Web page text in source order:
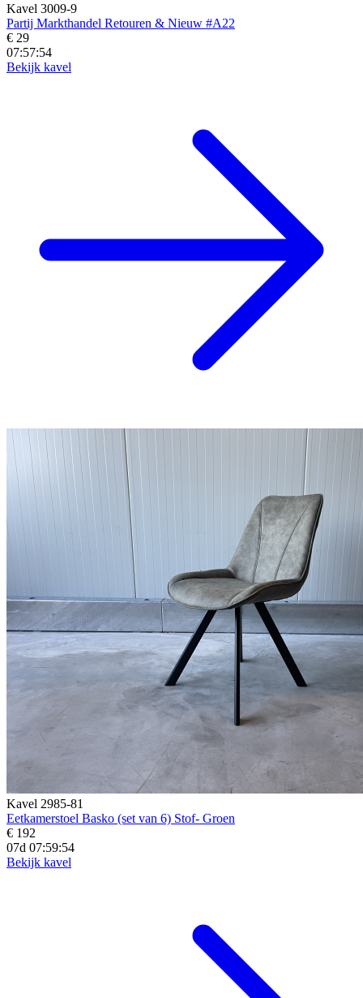
Kavel 3009-9
Partij Markthandel Retouren & Nieuw #A22
€ 29
07:57:52
Bekijk kavel
Kavel 2985-81
Eetkamerstoel Basko (set van 6) Stof- Groen
€ 192
07d 07:59:52
Bekijk kavel